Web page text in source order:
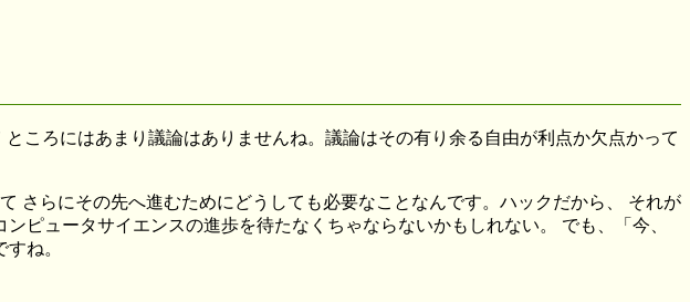
ころにはあまり議論はありませんね。議論はその有り余る自由が利点か欠点かって
さらにその先へ進むためにどうしても必要なことなんです。ハックだから、 それが
ピュータサイエンスの進歩を待たなくちゃならないかもしれない。 でも、「今、
ね。